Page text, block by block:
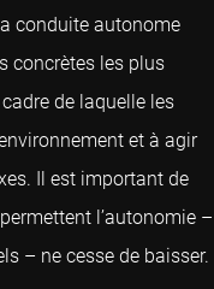
conduite autonome
concrètes les plus
de laquelle les
et à agir
Il est important de
l’autonomie –
– ne cesse de baisser.